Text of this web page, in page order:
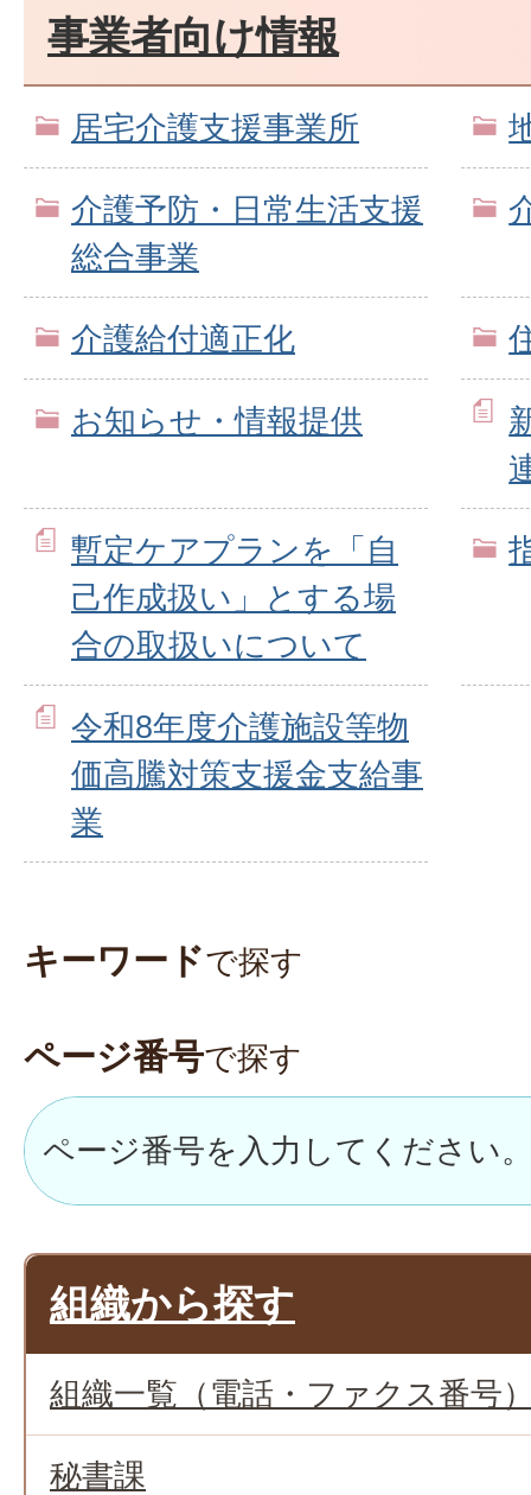
事業者向け情報
居宅介護支援事業所
介護予防・日常生活支援
総合事業
介護給付適正化
お知らせ・情報提供
暫定ケアプランを「自
己作成扱い」とする場
合の取扱いについて
令和8年度介護施設等物
価高騰対策支援金支給事
業
キーワードで探す
ページ番号で探す
組織から探す
組織一覧（電話・ファクス番号
秘書課